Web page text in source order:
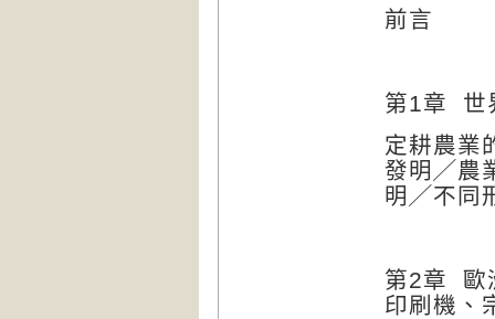
前言
第1章
世
定耕農業
發明╱ 農
明╱不同
第2章
歐
印刷機、